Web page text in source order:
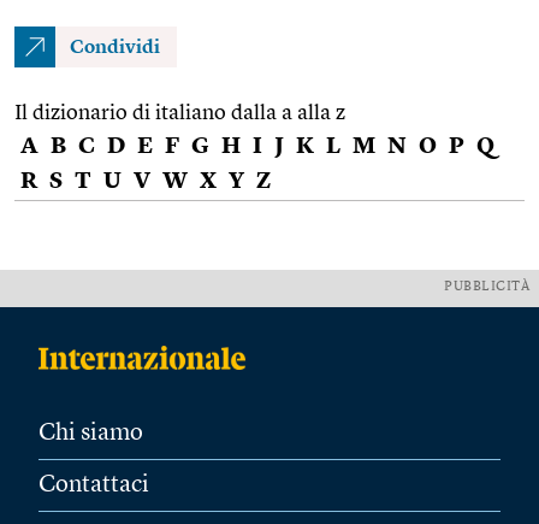
Condividi
Il dizionario di italiano dalla a alla z
A B C D E F G H I J K L M N O P Q
R S T U V W X Y Z
PUBBLICITÀ
Chi siamo
Contattaci